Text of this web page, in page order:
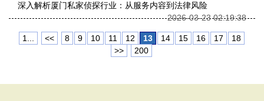
深入解析厦门私家侦探行业：从服务内容到法律风险
2026-03-23 02:19:38
1... << 8 9 10 11 12 13 14 15 16 17
18
>>
200